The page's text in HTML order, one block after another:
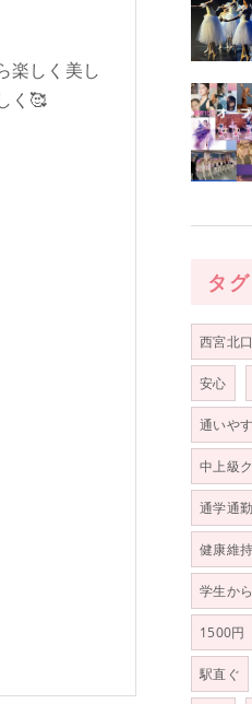
楽しく美し
く🥰
タグ
西宮北
安心
通いや
中上級
通学通勤
健康維持
学生か
1500円
駅直ぐ